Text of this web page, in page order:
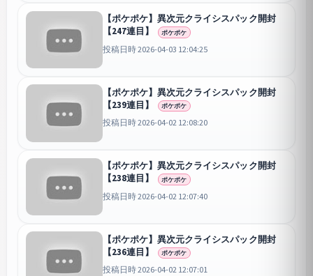
【ポケポケ】異次元クライシスパック開封
【247連目】
ポケポケ
投稿日時 2026-04-03 12:04:25
【ポケポケ】異次元クライシスパック開封
【239連目】
ポケポケ
投稿日時 2026-04-02 12:08:20
【ポケポケ】異次元クライシスパック開封
【238連目】
ポケポケ
投稿日時 2026-04-02 12:07:40
【ポケポケ】異次元クライシスパック開封
【236連目】
ポケポケ
投稿日時 2026-04-02 12:07:01